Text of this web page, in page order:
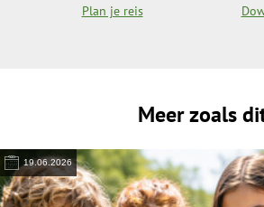
Plan je reis
Meer zoals
19.06.2026